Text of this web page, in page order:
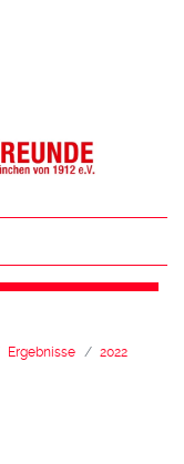
Ergebnisse
2022